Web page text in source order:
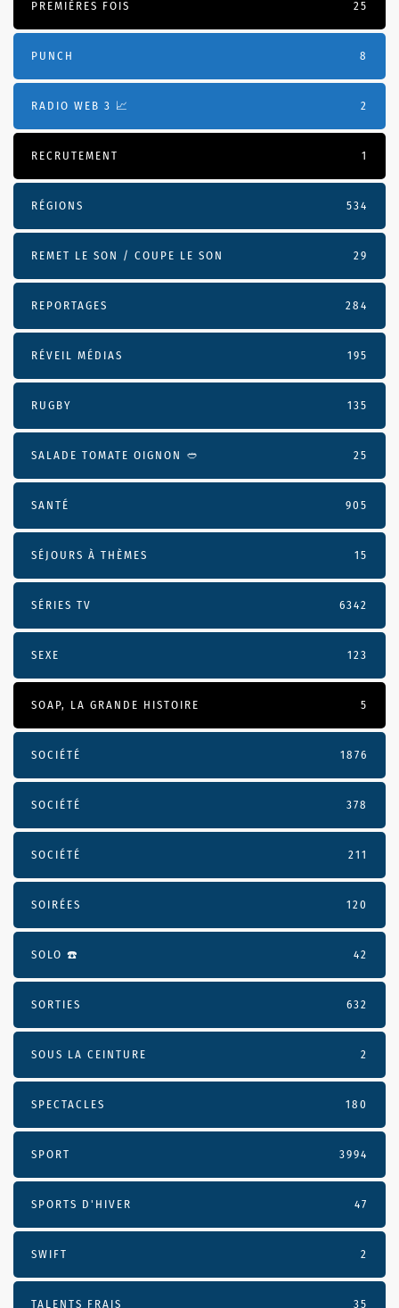
PREMIÈRES FOIS 25
PUNCH 8
RADIO WEB 3 📈 2
RECRUTEMENT 1
RÉGIONS 534
REMET LE SON / COUPE LE SON 29
REPORTAGES 284
RÉVEIL MÉDIAS 195
RUGBY 135
SALADE TOMATE OIGNON 🥙 25
SANTÉ 905
SÉJOURS À THÈMES 15
SÉRIES TV 6342
SEXE 123
SOAP, LA GRANDE HISTOIRE 5
SOCIÉTÉ 1876
SOCIÉTÉ 378
SOCIÉTÉ 211
SOIRÉES 120
SOLO ☎️ 42
SORTIES 632
SOUS LA CEINTURE 2
SPECTACLES 180
SPORT 3994
SPORTS D'HIVER 47
SWIFT 2
TALENTS FRAIS 35